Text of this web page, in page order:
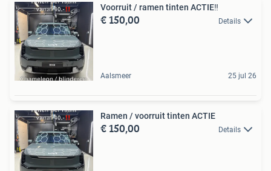
Voorruit / ramen tinten ACTIE‼️
€ 150,00 Details
Aalsmeer 25 jul 26
Ramen / voorruit tinten ACTIE
€ 150,00 Details